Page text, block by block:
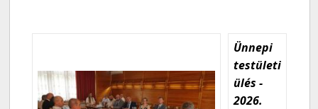
Ünnepi
testületi
ülés -
2026.